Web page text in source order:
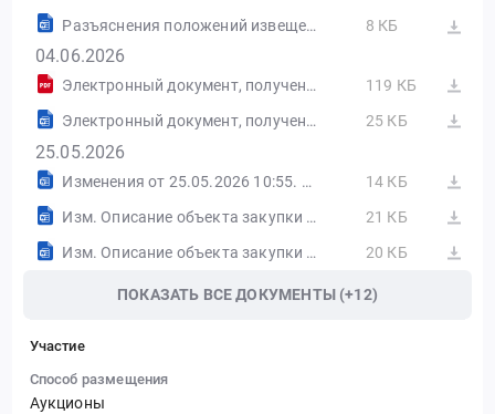
Разъяснения положений извещения об осуществлении закупки от 20.05.2026 №РИ1 Основание: Запрос на разъяснение положений конкурсной документации
8 КБ
04.06.2026
Электронный документ, полученный из внешней системы.pdf
119 КБ
Электронный документ, полученный из внешней системы.docx
25 КБ
25.05.2026
Изменения от 25.05.2026 10:55. РТС-Тендер
14 КБ
Изм. Описание объекта закупки (заявка)..
21 КБ
Изм. Описание объекта закупки (заявка)
20 КБ
ПОКАЗАТЬ ВСЕ ДОКУМЕНТЫ (+12)
Участие
Способ размещения
Аукционы